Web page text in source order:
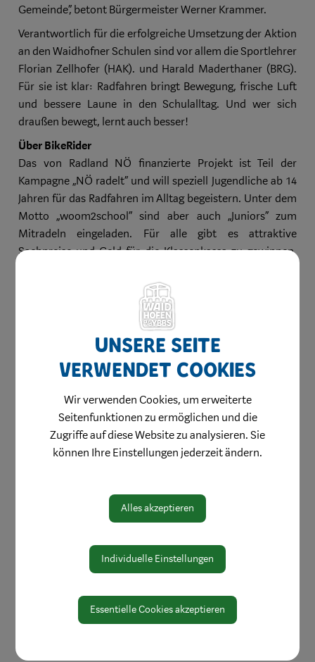
Gemeinde“, betont Bürgermeister Werner Krammer.
Verantwortlich für die erfolgreiche Umsetzung der Aktion
an den Waidhofner Schulen sind vor allem die Sportlehrer
Florian Zellhofer (HAK). und Harald Maderthaner (BRG).
Für sie ist klar: Radfahren bringt Bewegung, frische Luft
und bessere Laune in den Schulalltag. Und wer sich
draußen bewegt, lernt auch besser!
Über BikeRider
Das von Radland NÖ finanzierte Projekt ist Teil der
Kampagne „NÖ radelt“ und will speziell Jugendliche ab 14
Jahren für das Radfahren im Alltag begeistern. Unter dem
Motto „woom2school“ sind aber auch „Juniors“ zum
Mitradeln eingeladen. Für alle gibt es attraktive
Sachpreise und Geld für die Klassenkassa zu gewinnen.
Schulen über 215.000 Kilometer.
Unsere Seite
verwendet Cookies
Wir verwenden Cookies, um erweiterte
Seitenfunktionen zu ermöglichen und die
Zugriffe auf diese Website zu analysieren. Sie
können Ihre Einstellungen jederzeit ändern.
Alles akzeptieren
Individuelle Einstellungen
Essentielle Cookies akzeptieren